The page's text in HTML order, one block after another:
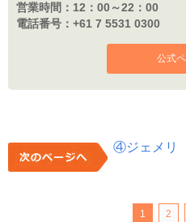
営業時間： 12：00～22：00
電話番号： +61 7 5531 0300
公式
④ジェメリ
1 2